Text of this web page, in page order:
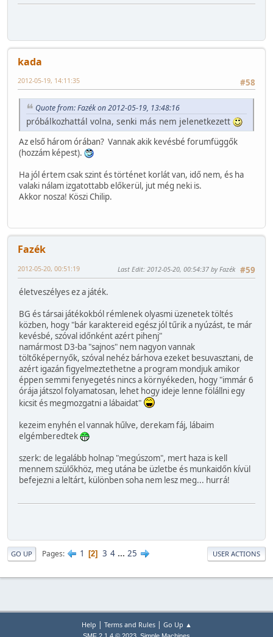
kada
#58
2012-05-19, 14:11:35
Quote from: Fazék on 2012-05-19, 13:48:16
próbálkozhattál volna, senki más nem jelenetkezett
Az első három órában? Vannak akik kevésbé forumfüggők
(hozzám képest).
Ha jól értem csak szint és történet korlát van, idő nem, és ha
valaki nálam izgatottabb előkerül, jut még neki is.
Akkor nosza! Köszi Chilip.
Fazék
#59
2012-05-20, 00:51:19 Last Edit: 2012-05-20, 00:54:37 by Fazék
életveszélyes ez a játék.
BG és társai játékokból rémlenek olyasmi üzenetek töltés
közben, hogy "bár karaktereid egész jól tűrik a nyúzást, te már
kevésbé, szóval időnként azért pihenj"
namármost D3-ba "sajnos" nem nagyon vannak
töltőképernyők, szóval nehéz bárhova ezeket besuvasztani, de
azért igazán figyelmeztethetne a program mondjuk amikor
éppen semmi fenyegetés nincs a környékeden, hogy "immár 6
órája játszol folyamatosan, lehet hogy ideje lenne fölállni egy
kicsit és megmozgatni a lábaidat"
kezeim enyhén el vannak hűlve, derekam fáj, lábaim
elgémberedtek
szerk: de legalább holnap "megúszom", mert haza is kell
mennem szülőkhöz, meg utána be üzletbe és munkaidőn kívül
befejezni a leltárt, különben soha nem lesz meg... hurrá!
GO UP Pages 1 2 3 4 ... 25 USER ACTIONS
Help | Terms and Rules| Go Up ▲